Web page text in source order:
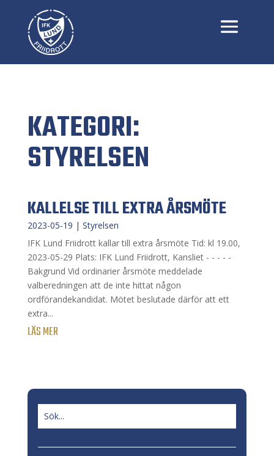
KATEGORI:
STYRELSEN
KALLELSE TILL EXTRA ÅRSMÖTE
2023-05-19 | Styrelsen
IFK Lund Friidrott kallar till extra årsmöte Tid: kl 19.00,
2023-05-29 Plats: IFK Lund Friidrott, Kansliet - - - - -
Bakgrund Vid ordinarier årsmöte meddelade
valberedningen att de inte hittat någon
ordförandekandidat. Mötet beslutade därför att ett
extra...
LÄS MER